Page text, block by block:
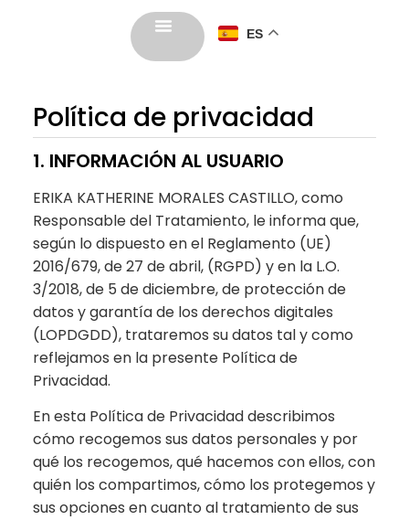
ES
Política de privacidad
1. INFORMACIÓN AL USUARIO
ERIKA KATHERINE MORALES CASTILLO, como
Responsable del Tratamiento, le informa que,
según lo dispuesto en el Reglamento (UE)
2016/679, de 27 de abril, (RGPD) y en la L.O.
3/2018, de 5 de diciembre, de protección de
datos y garantía de los derechos digitales
(LOPDGDD), trataremos su datos tal y como
reflejamos en la presente Política de
Privacidad.
En esta Política de Privacidad describimos
cómo recogemos sus datos personales y por
qué los recogemos, qué hacemos con ellos, con
quién los compartimos, cómo los protegemos y
sus opciones en cuanto al tratamiento de sus